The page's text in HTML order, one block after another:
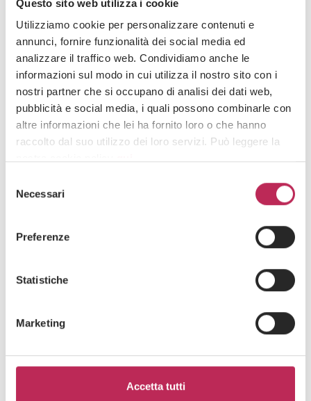
Questo sito web utilizza i cookie
Utilizziamo cookie per personalizzare contenuti e
annunci, fornire funzionalità dei social media ed
analizzare il traffico web. Condividiamo anche le
informazioni sul modo in cui utilizza il nostro sito con i
nostri partner che si occupano di analisi dei dati web,
pubblicità e social media, i quali possono combinarle con
altre informazioni che lei ha fornito loro o che hanno
raccolto dal suo utilizzo dei loro servizi. Può leggere la
Attenzione: chiudendo questo banner, cliccando in
un’area sottostante o accedendo ad un’altra pagina del
delNecessari
Preferenze
Statistiche
Marketing
Accetta tutti
Iscriviti alla newsletter
PressCapital Markets
21 · 04 · 2026
LEXIA annuncia l’ingresso di Mariateresa
Candido come Counsel nell’area Capital
Markets
Guarda tutti +